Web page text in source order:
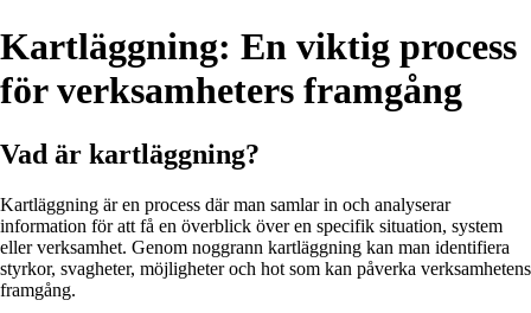
Kartläggning: En viktig process
för verksamheters framgång
Vad är kartläggning?
Kartläggning är en process där man samlar in och analyserar
information för att få en överblick över en specifik situation, system
eller verksamhet. Genom noggrann kartläggning kan man identifiera
styrkor, svagheter, möjligheter och hot som kan påverka verksamhetens
framgång.